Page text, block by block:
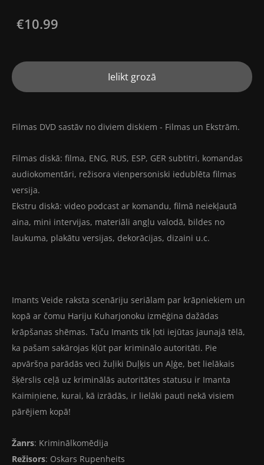
€10.99
Ielikt grozā
Filmas DVD sastāv no diviem diskiem - Filmas un Ekstrām.
Filmas diskā: filma, ENG, RUS, ESP, GER subtitri, komandas
audiokomentāri, režisora vienpersoniski iedublēta filmas
versija.
Ekstru diskā: video podcast ar komandu, filmā neiekļautā
aina, mini intervijas, materiāli angļu valodā, bildes no
laukuma, plakātu versijas, dekorācijas, dizaini u.c.
Imants Veide raksta scenāriju seriālam par krāpniekiem un
kopā ar čomu Hariju Kuharjonoku izmēģina dažādas
krāpšanas shēmas. Taču Imants tik ļoti iejūtas jaunajā tēlā,
ka pašam sakārojas kļūt par kriminālo autoritāti. Pie
apvāršņa parādās veci žuļiki Duļķis un Aļģe, bet lielākais
šķērslis ceļā uz kriminālās autoritātes statusu ir Imanta
Kaimiņiene, kurai, kā izrādās, ir lielāki pauti nekā visiem
pārējiem kopā!
Žanrs: Kriminālkomēdija
Režisors: Oskars Rupenheits